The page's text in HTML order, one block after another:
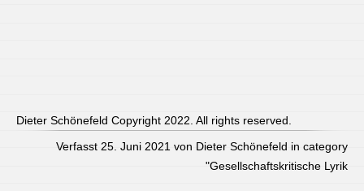
Dieter Schönefeld Copyright 2022. All rights reserved.
Verfasst 25. Juni 2021 von Dieter Schönefeld in category
"Gesellschaftskritische Lyrik